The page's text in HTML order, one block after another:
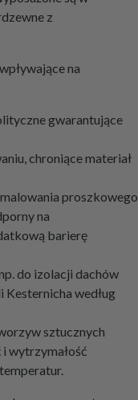
z
na
gwarantujące
chroniące materiał
proszkowego
na
barierę
do izolacji dachów
Kesternicha według
sztucznych
i wytrzymałość